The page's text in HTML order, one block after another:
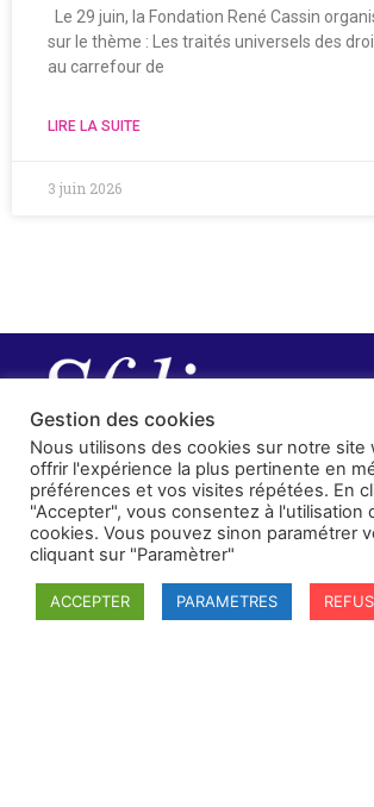
Le 29 juin, la Fondation René Cassin
sur le thème : Les traités universels des
au carrefour de
LIRE LA SUITE
3 juin 2026
Gestion des cookies
Nous utilisons des cookies sur notre site
offrir l'expérience la plus pertinente en
préférences et vos visites répétées. En
"Accepter", vous consentez à l'utilisation
cookies. Vous pouvez sinon paramétrer
cliquant sur "Paramètrer"
ACCEPTER PARAMETRES